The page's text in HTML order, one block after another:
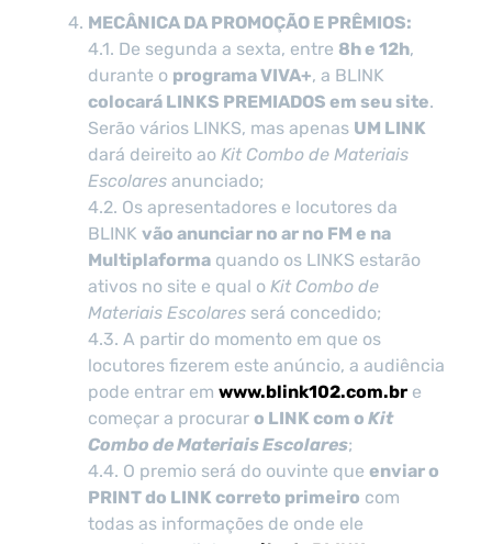
MECÂNICA DA PROMOÇÃO E PRÊMIOS:
4.1. De segunda a sexta, entre 8h e 12h,
durante o programa VIVA+, a BLINK
colocará LINKS PREMIADOS em seu site.
Serão vários LINKS, mas apenas UM LINK
dará deireito ao Kit Combo de Materiais
Escolares anunciado;
4.2. Os apresentadores e locutores da
BLINK vão anunciar no ar no FM e na
Multiplaforma quando os LINKS estarão
ativos no site e qual o Kit Combo de
Materiais Escolares será concedido;
4.3. A partir do momento em que os
locutores fizerem este anúncio, a audiência
pode entrar em www.blink102.com.br e
começar a procurar o LINK com o Kit
Combo de Materiais Escolares;
4.4. O premio será do ouvinte que enviar o
PRINT do LINK correto primeiro com
todas as informações de onde ele